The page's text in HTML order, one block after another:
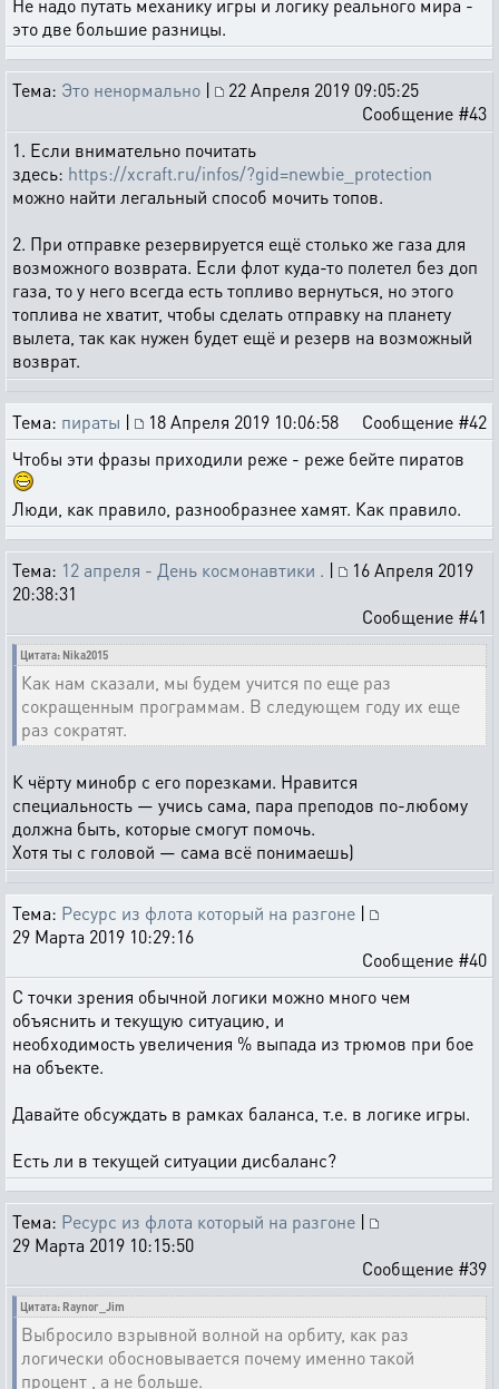
Не надо путать механику игры и логику реального мира -
это две большие разницы.
Тема: Это ненормально |
22 Апреля 2019 09:05:25
Сообщение #43
1. Если внимательно почитать
здесь: https://xcraft.ru/infos/?gid=newbie_protection
можно найти легальный способ мочить топов.
2. При отправке резервируется ещё столько же газа для
возможного возврата. Если флот куда-то полетел без доп
газа, то у него всегда есть топливо вернуться, но этого
топлива не хватит, чтобы сделать отправку на планету
вылета, так как нужен будет ещё и резерв на возможный
возврат.
Тема: пираты | 18 Апреля 2019 10:06:58
Сообщение #42
Чтобы эти фразы приходили реже - реже бейте пиратов
Люди, как правило, разнообразнее хамят. Как правило.
Тема: 12 апреля - День космонавтики . |
16 Апреля 2019
20:38:31
Сообщение #41
Цитата: Nika2015
Как нам сказали, мы будем учится по еще раз
сокращенным программам. В следующем году их еще
раз сократят.
К чёрту минобр с его порезками. Нравится
специальность — учись сама, пара преподов по-любому
должна быть, которые смогут помочь.
Хотя ты с головой — сама всё понимаешь)
Тема: Ресурс из флота который на разгоне |
29 Марта 2019 10:29:16
Сообщение #40
С точки зрения обычной логики можно много чем
объяснить и текущую ситуацию, и
необходимость увеличения % выпада из трюмов при бое
на объекте.
Давайте обсуждать в рамках баланса, т.е. в логике игры.
Есть ли в текущей ситуации дисбаланс?
Тема: Ресурс из флота который на разгоне |
29 Марта 2019 10:15:50
Сообщение #39
Цитата: Raynor_Jim
Выбросило взрывной волной на орбиту, как раз
логически обосновывается почему именно такой
процент , а не больше.